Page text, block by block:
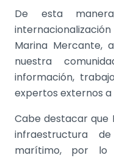
De esta
Marina Mercante,
nuestra
información,
expertos externos a
Cabe destacar que
infraestructura
marítimo, por lo